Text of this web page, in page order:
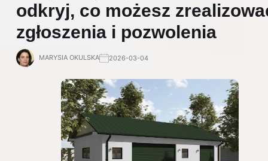
odkryj, co możesz
zgłoszenia i pozwolenia
MARYSIA OKULSKA 2026-03-04